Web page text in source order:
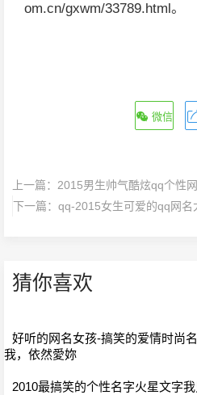
om.cn/gxwm/33789.html。
微信
上一篇： 2015男生帅气酷炫qq个性
下一篇： qq-2015女生可爱的qq网名
猜你喜欢
好听的网名女孩-搞笑的爱情时尚
我，依然愛妳
2010最搞笑的个性名字火星文字